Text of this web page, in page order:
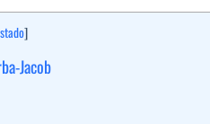
]
Jacob